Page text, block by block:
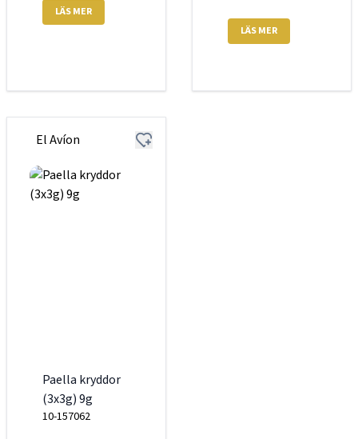
LÄS MER
LÄS MER
El Avíon
Paella kryddor
(3x3g) 9g
10-157062